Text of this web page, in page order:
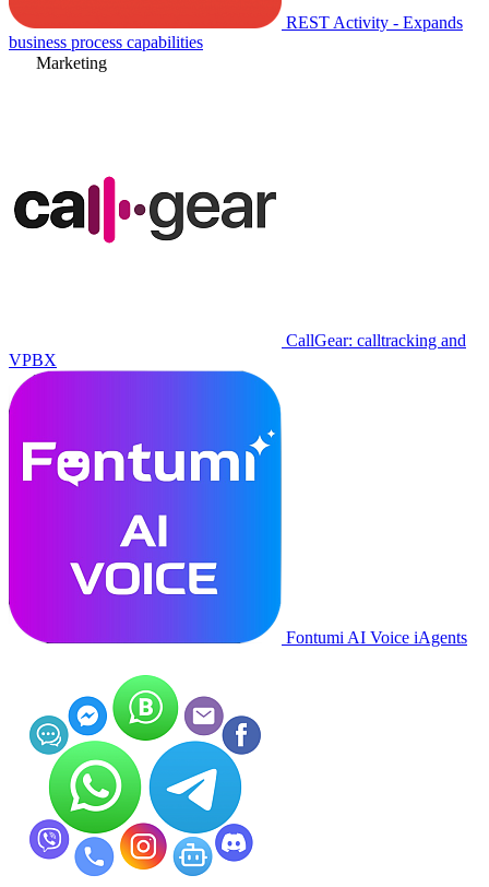
REST Activity - Expands
business process capabilities
Marketing
CallGear: calltracking and
VPBX
Fontumi AI Voice iAgents